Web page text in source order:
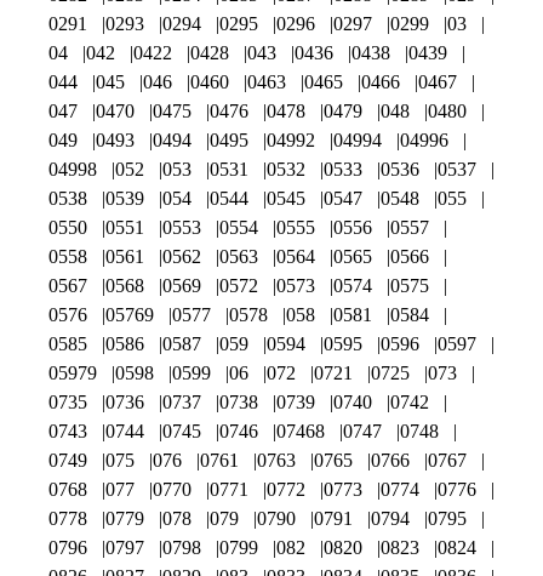
0291
0293 0294 0295 0296 0297 0299
03
04
042 0422 0428 043 0436 0438
0439
044
045 046 0460 0463 0465 0466
0467
047
0470 0475 0476 0478 0479 048
0480
049
0493 0494 0495 04992 04994
04996
04998
052 053 0531 0532 0533 0536
0537
0538
0539 054 0544 0545 0547 0548
055
0550
0551 0553 0554 0555 0556
0557
0558
0561 0562 0563 0564 0565
0566
0567
0568 0569 0572 0573 0574
0575
0576
05769 0577 0578 058 0581
0584
0585
0586 0587 059 0594 0595 0596
0597
05979
0598 0599 06 072 0721 0725
073
0735
0736 0737 0738 0739 0740
0742
0743
0744 0745 0746 07468 0747
0748
0749
075 076 0761 0763 0765 0766
0767
0768
077 0770 0771 0772 0773 0774
0776
0778
0779 078 079 0790 0791 0794
0795
0796
0797 0798 0799 082 0820 0823
0824